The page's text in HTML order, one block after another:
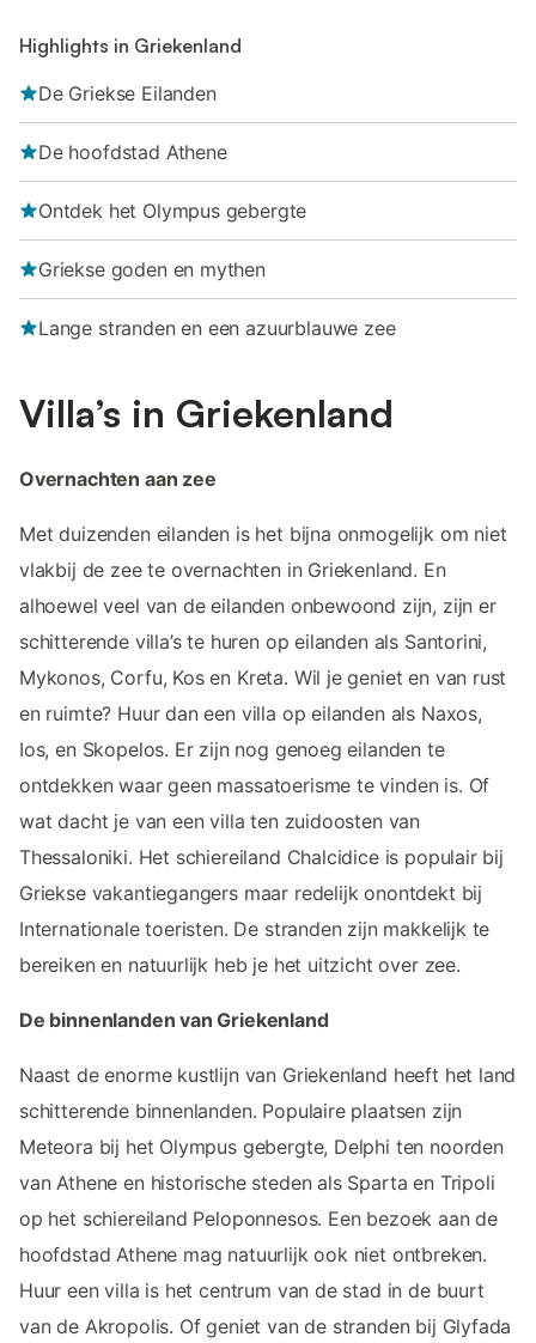
Highlights in Griekenland
De Griekse Eilanden
De hoofdstad Athene
Ontdek het Olympus gebergte
Griekse goden en mythen
Lange stranden en een azuurblauwe zee
Villa’s in Griekenland
Overnachten aan zee
Met duizenden eilanden is het bijna onmogelijk om niet
vlakbij de zee te overnachten in Griekenland. En
alhoewel veel van de eilanden onbewoond zijn, zijn er
schitterende villa’s te huren op eilanden als Santorini,
Mykonos, Corfu, Kos en Kreta. Wil je geniet en van rust
en ruimte? Huur dan een villa op eilanden als Naxos,
Ios, en Skopelos. Er zijn nog genoeg eilanden te
ontdekken waar geen massatoerisme te vinden is. Of
wat dacht je van een villa ten zuidoosten van
Thessaloniki. Het schiereiland Chalcidice is populair bij
Griekse vakantiegangers maar redelijk onontdekt bij
Internationale toeristen. De stranden zijn makkelijk te
bereiken en natuurlijk heb je het uitzicht over zee.
De binnenlanden van Griekenland
Naast de enorme kustlijn van Griekenland heeft het land
schitterende binnenlanden. Populaire plaatsen zijn
Meteora bij het Olympus gebergte, Delphi ten noorden
van Athene en historische steden als Sparta en Tripoli
op het schiereiland Peloponnesos. Een bezoek aan de
hoofdstad Athene mag natuurlijk ook niet ontbreken.
Huur een villa is het centrum van de stad in de buurt
van de Akropolis. Of geniet van de stranden bij Glyfada